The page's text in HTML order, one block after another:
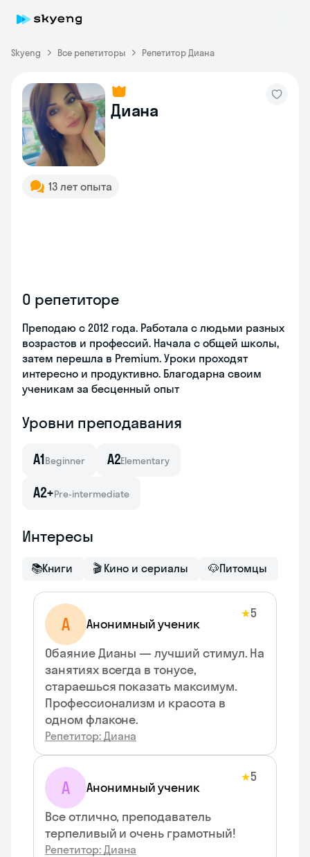
Skyeng Все репетиторы Репетитор Диана
Диана
13 лет опыта
О репетиторе
Преподаю с 2012 года. Работала с людьми разных
возрастов и профессий. Начала с общей школы,
затем перешла в Premium. Уроки проходят
интересно и продуктивно. Благодарна своим
ученикам за бесценный опыт
Уровни преподавания
A1Beginner A2Elementary
A2+Pre-intermediate
Интересы
📚Книги 🎬 Кино и сериалы 🐶Питомцы
А Анонимный ученик
★5
Обаяние Дианы — лучший стимул. На
занятиях всегда в тонусе,
стараешься показать максимум.
Профессионализм и красота в
одном флаконе.
Репетитор: Диана
А Анонимный ученик
★5
Все отлично, преподаватель
терпеливый и очень грамотный!
Репетитор: Диана
Skyeng Chat
online